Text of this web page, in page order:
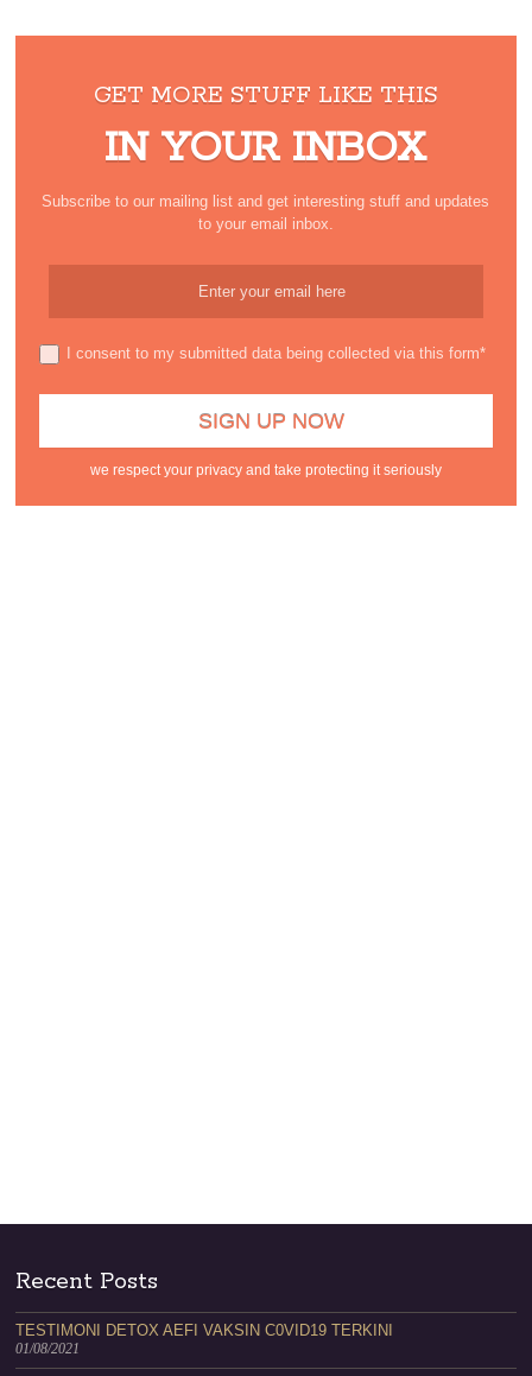
GET MORE STUFF LIKE THIS
IN YOUR INBOX
Subscribe to our mailing list and get interesting stuff and updates
to your email inbox.
I consent to my submitted data being collected via this form*
we respect your privacy and take protecting it seriously
Recent Posts
TESTIMONI DETOX AEFI VAKSIN C0VID19 TERKINI
01/08/2021